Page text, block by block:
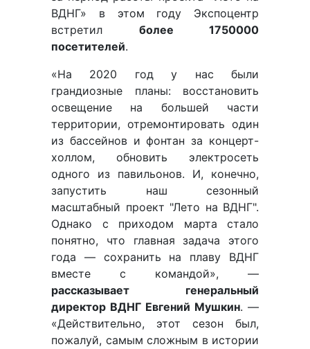
ВДНГ» в этом году Экспоцентр
встретил более 1750000
посетителей.
«На 2020 год у нас были
грандиозные планы: восстановить
освещение на большей части
территории, отремонтировать один
из бассейнов и фонтан за концерт-
холлом, обновить электросеть
одного из павильонов. И, конечно,
запустить наш сезонный
масштабный проект "Лето на ВДНГ".
Однако с приходом марта стало
понятно, что главная задача этого
года — сохранить на плаву ВДНГ
вместе с командой», —
рассказывает генеральный
директор ВДНГ Евгений Мушкин. —
«Действительно, этот сезон был,
пожалуй, самым сложным в истории